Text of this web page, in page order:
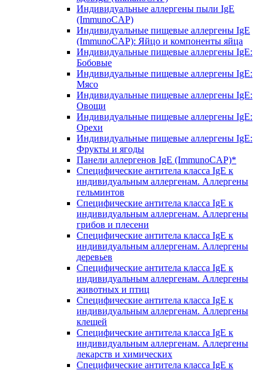
Индивидуальные аллергены пыли IgE
(ImmunoCAP)
Индивидуальные пищевые аллергены IgE
(ImmunoCAP): Яйцо и компоненты яйца
Индивидуальные пищевые аллергены IgE:
Бобовые
Индивидуальные пищевые аллергены IgE:
Мясо
Индивидуальные пищевые аллергены IgE:
Овощи
Индивидуальные пищевые аллергены IgE:
Орехи
Индивидуальные пищевые аллергены IgE:
Фрукты и ягоды
Панели аллергенов IgE (ImmunoCAP)*
Специфические антитела класса IgE к
индивидуальным аллергенам. Аллергены
гельминтов
Специфические антитела класса IgE к
индивидуальным аллергенам. Аллергены
грибов и плесени
Специфические антитела класса IgE к
индивидуальным аллергенам. Аллергены
деревьев
Специфические антитела класса IgE к
индивидуальным аллергенам. Аллергены
животных и птиц
Специфические антитела класса IgE к
индивидуальным аллергенам. Аллергены
клещей
Специфические антитела класса IgE к
индивидуальным аллергенам. Аллергены
лекарств и химических
Специфические антитела класса IgE к